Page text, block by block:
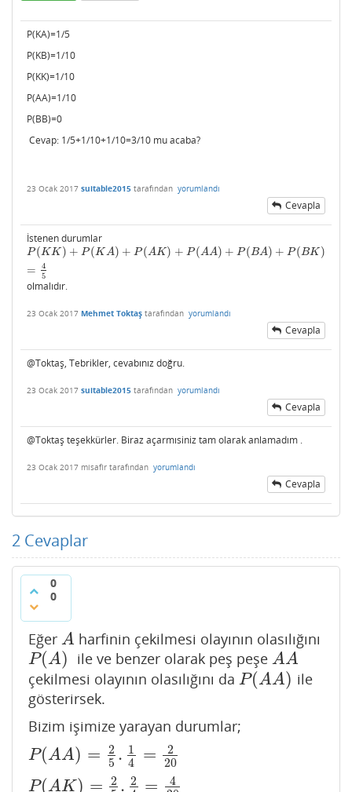
P(KA)=1/5
P(KB)=1/10
P(KK)=1/10
P(AA)=1/10
P(BB)=0
Cevap: 1/5+1/10+1/10=3/10 mu acaba?
23 Ocak 2017 suitable2015 tarafından yorumlandı
Cevapla
İstenen durumlar
P(KK ) + P(K A) + P(AK ) + P(AA) + P(BA) + P(BK )
=
4
5
P(KK)+P(K A) +P(AK)+P AA)+P(BA)+ P(BK)=45
olmalıdır.
23 Ocak 2017 Mehmet Toktaş tarafından yorumlandı
Cevapla
@Toktaş, Tebrikler, cevabınız doğru.
23 Ocak 2017 suitable2015 tarafından yorumlandı
Cevapla
@Toktaş teşekkürler. Biraz açarmısiniz tam olarak anlamadım .
23 Ocak 2017 misafir tarafından yorumlandı
Cevapla
2 Cevaplar
0
0
Eğer A
A harfinin çekilmesi olayının olasılığını
P(A)
P(A) ile ve benzer olarak peş peşe AA
AA
çekilmesi olayının olasılığını da P(AA)
P(AA)
ile
gösterirsek.
Bizim işimize yarayan durumlar;
P(AA) =
2
5 . 1
4
=
2
20
P(AA)=25 .14 =220
P(AK ) =
2 . 2
=
4
P(AK)=25 24 =420